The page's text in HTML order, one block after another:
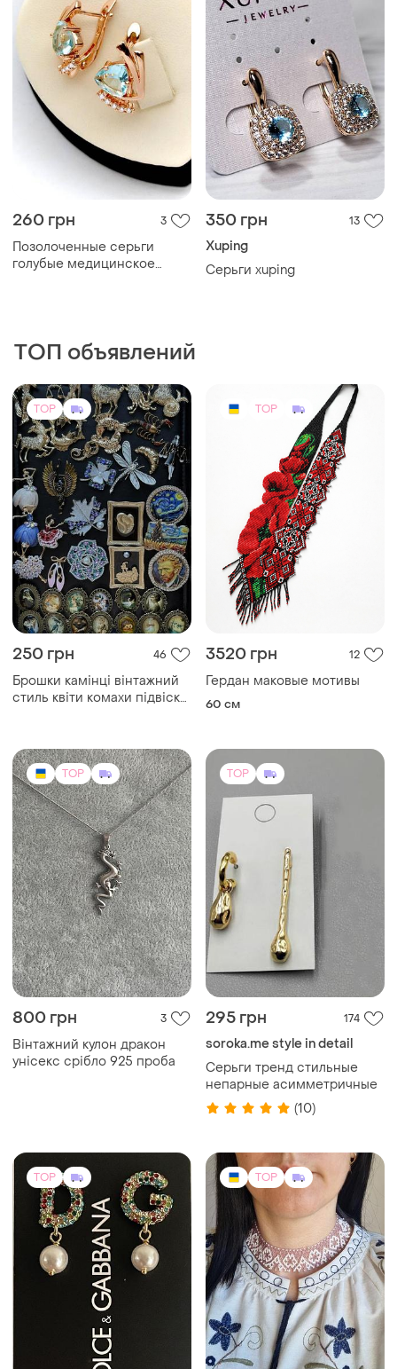
260 грн 3
Позолоченные серьги
голубые медицинское
350 грн 13
Xuping
Серьги xuping
ТОП объявлений
TOP
250 грн 46
Брошки камінці вінтажний
стиль квіти комахи підвіски
TOP
3520 грн 12
Гердан маковые мотивы
60 см
TOP
800 грн 3
Вінтажний кулон дракон
унісекс срібло 925 проба
TOP
295 грн 174
soroka.me style in detail
Серьги тренд стильные
непарные асимметричные
(10)
TOP TOP